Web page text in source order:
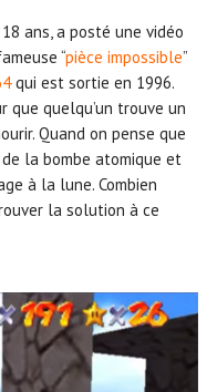
ans, a posté une vidéo
“pièce impossible”
qui est sortie en 1996.
que quelqu’un trouve un
Quand on pense que
la bombe atomique et
à la lune. Combien
la solution à ce